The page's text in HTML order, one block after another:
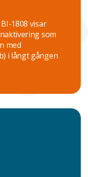
1808 visar
som
med
i långt gången